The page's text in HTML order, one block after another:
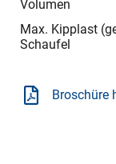
Volumen
Max. Kipplast
Schaufel
Broschüre